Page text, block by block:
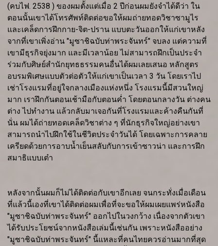
(คบไฟ. 2538 ) ของผมตั้งแต่เมื่อ 2 ปีก่อนผมยังจำได้ดีว่า ใน
ตอนนั้นเขาได้โทรศัพท์ติดต่อขอให้ผมถ่ายทอดวิชาซามูไร
และเคล็ดการฝึกกาย-จิต-ปราน แบบตะวันออกให้แก่เขาหลัง
จากที่เขาเพิ่งอ่าน "มูซาชิฉบับท่าพระจันทร์" จบลง แต่ความที่
เขามีธุรกิจยุ่งมาก และมีเวลาน้อย ไม่สามารถฝึกเป็นประจำ
ร่วมกับศิษย์สำนักยุทธธรรมคนอื่นได้ผมเลยเสนอ หลักสูตร
อบรมพิเศษแบบตัวต่อตัวให้แก่เขาเป็นเวลา 3 วัน โดยเราไป
เช่าโรงแรมที่อยู่ใจกลางเมืองแห่งหนึ่ง โรงแรมนี้มีสวนใหญ่
มาก เราฝึกกันตอนเช้ามือกับตอนค่ำ โดยตอนกลางวัน ต่างคน
ต่าง ไปทำงาน แล้วกลับมาเจอกันที่โรงแรมและค้างคืนกันที่
นั่น ผมได้ถ่ายทอดเคล็ดวิชาต่าง ๆ ที่นักธุรกิจใหญ่อย่างเขา
สามารถนำไปฝึกใช้ในชีวิตประจำวันได้ โดยเฉพาะการคลาย
เครียดด้วยการอาบน้ำเย็นสลับกับการเข้าซาวน่า และการฝึก
สมาธิแบบเต๋า
หลังจากนั้นผมก็ไม่ได้ติดต่อกับเขาอีกเลย จนกระทั่งเมื่อเดือน
ที่แล้วนี้เองที่เขาได้ติดต่อผมเพื่อที่จะขอให้ผมเผยแพร่หนังสือ
"มูซาชิฉบับท่าพระจันทร์" ออกไปในวงกว้าง เนื่องจากตัวเขา
ได้รับประโยชน์จากหนังสือเล่มนี้เช่นกัน เพราะหนังสืออย่าง
"มูซาชิฉบับท่าพระจันทร์" นี้แหละที่คนไทยควรอ่านมากที่สุด